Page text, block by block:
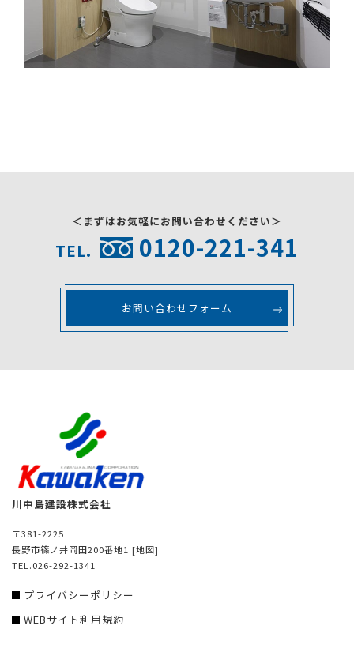
＜まずはお気軽にお問い合わせください＞
TEL. 0120-221-341
お問い合わせフォーム
川中島建設株式会社
〒381-2225
長野市篠ノ井岡田200番地1 [地図]
TEL.026-292-1341
プライバシーポリシー
WEBサイト利用規約